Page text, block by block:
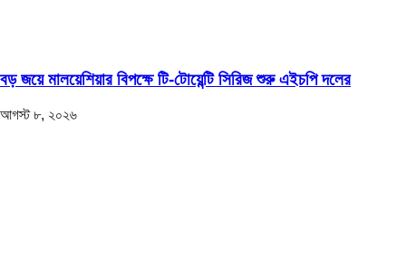
বড় জয়ে মালয়েশিয়ার বিপক্ষে টি-টোয়েন্টি সিরিজ শুরু এইচপি দলের
আগস্ট ৮, ২০২৬